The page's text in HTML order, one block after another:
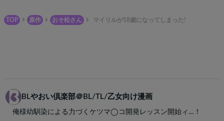
TOP 原作 おそ松さん マイリルが18歳になってしまった!
BLやおい倶楽部＠BL/TL/乙女向け漫画
俺様幼馴染による力づくケツマ◯コ開発レッスン開始ィ…！